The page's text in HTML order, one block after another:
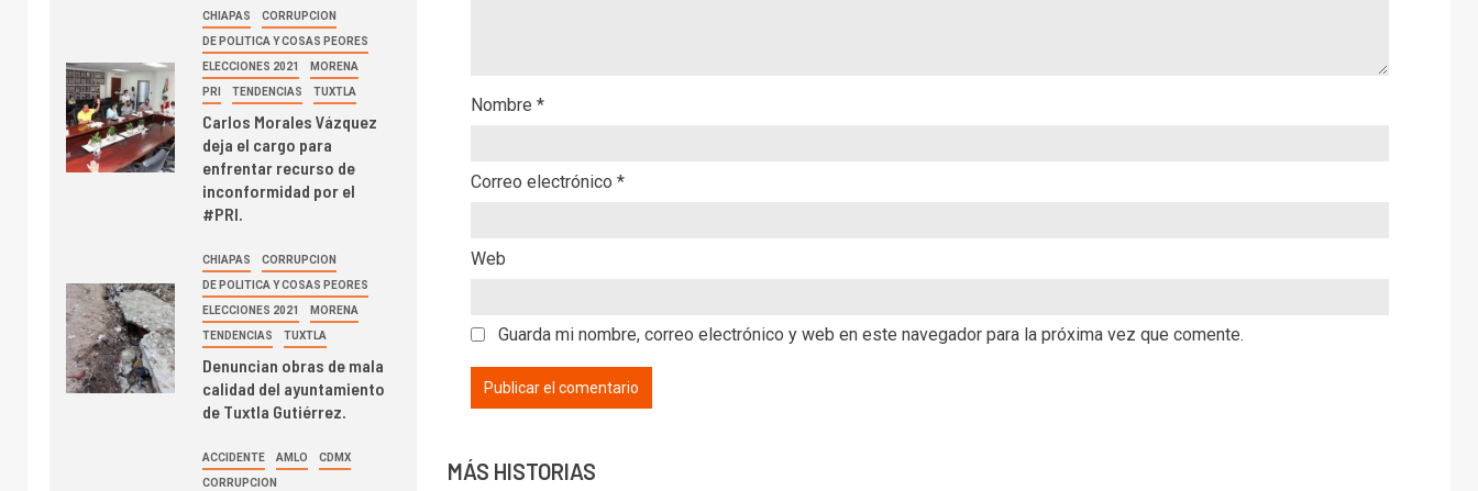
Nombre *
Correo electrónico *
Web
Guarda mi nombre, correo electrónico y web en este navegador para la próxima vez que comente.
MÁS HISTORIAS
CHIAPAS CORRUPCION
DE POLITICA Y COSAS PEORES
ELECCIONES 2021 MORENA
PRI TENDENCIAS TUXTLA
Carlos Morales Vázquez
deja el cargo para
enfrentar recurso de
inconformidad por el
#PRI.
CHIAPAS CORRUPCION
DE POLITICA Y COSAS PEORES
ELECCIONES 2021 MORENA
TENDENCIAS TUXTLA
Denuncian obras de mala
calidad del ayuntamiento
de Tuxtla Gutiérrez.
ACCIDENTE AMLO CDMX
CORRUPCION